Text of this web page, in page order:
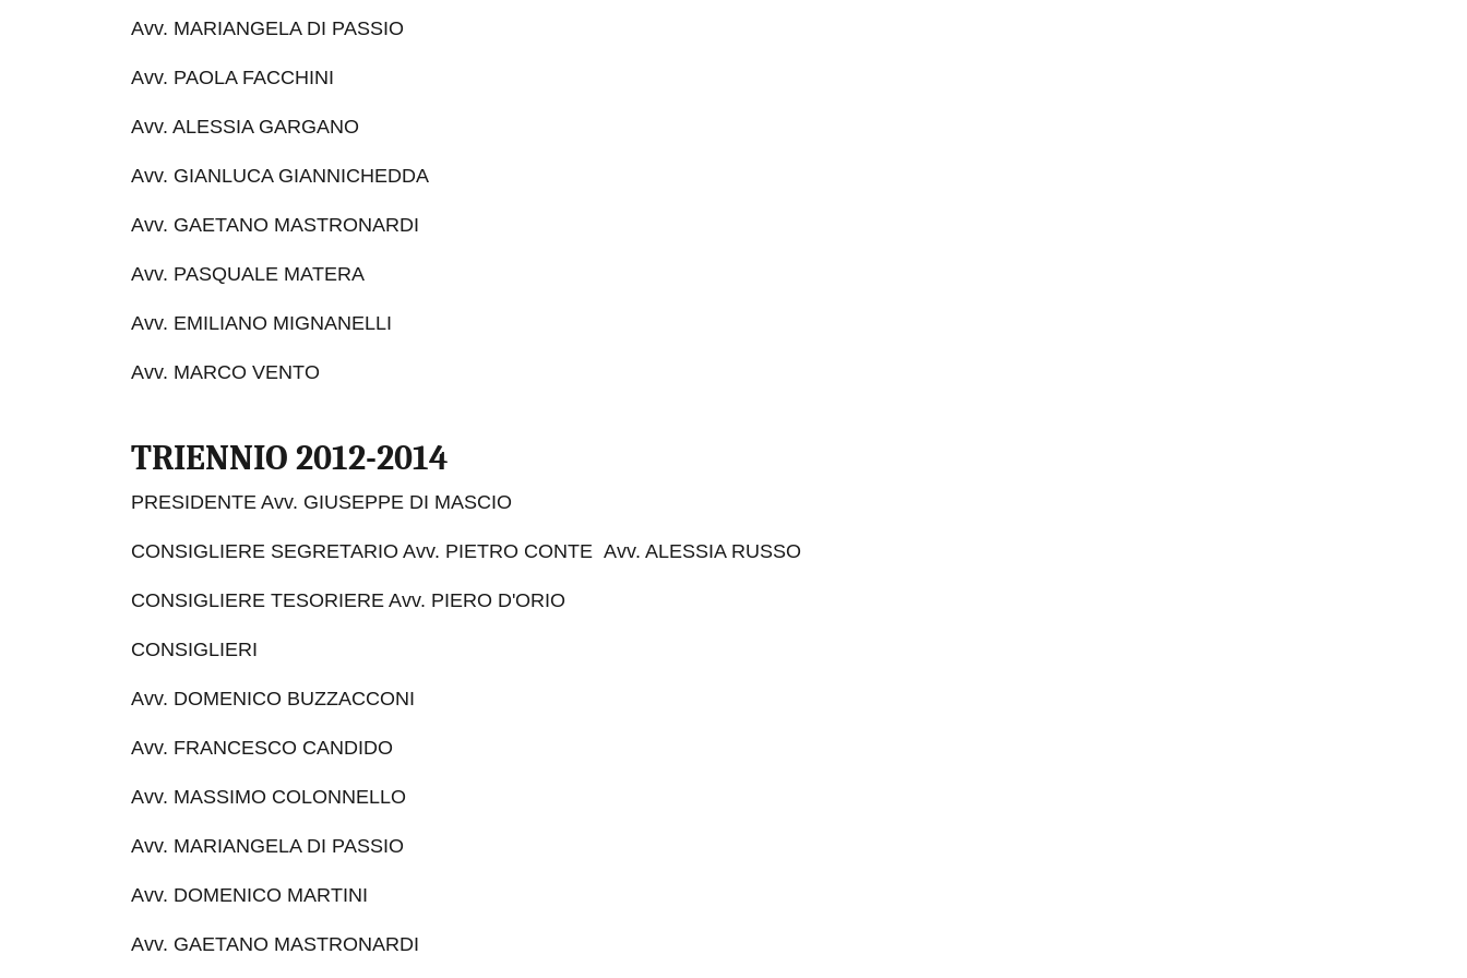
Avv. MARIANGELA DI PASSIO
Avv. PAOLA FACCHINI
Avv. ALESSIA GARGANO
Avv. GIANLUCA GIANNICHEDDA
Avv. GAETANO MASTRONARDI
Avv. PASQUALE MATERA
Avv. EMILIANO MIGNANELLI
Avv. MARCO VENTO
TRIENNIO 2012-2014
PRESIDENTE Avv. GIUSEPPE DI MASCIO
CONSIGLIERE SEGRETARIO Avv. PIETRO CONTE Avv. ALESSIA RUSSO
CONSIGLIERE TESORIERE Avv. PIERO D'ORIO
CONSIGLIERI
Avv. DOMENICO BUZZACCONI
Avv. FRANCESCO CANDIDO
Avv. MASSIMO COLONNELLO
Avv. MARIANGELA DI PASSIO
Avv. DOMENICO MARTINI
Avv. GAETANO MASTRONARDI